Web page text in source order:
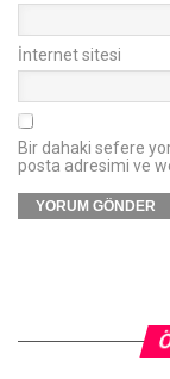
İnternet sitesi
Bir dahaki sefere
posta adresimi ve